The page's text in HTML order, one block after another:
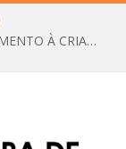
CHAMAMENTO PÚBLICO Nº 01/2026 – FOMENTO À CRIAÇÃO E A CIRCULAÇÃO DE PRODUÇÕES CULTURAIS – Aldir Blanc